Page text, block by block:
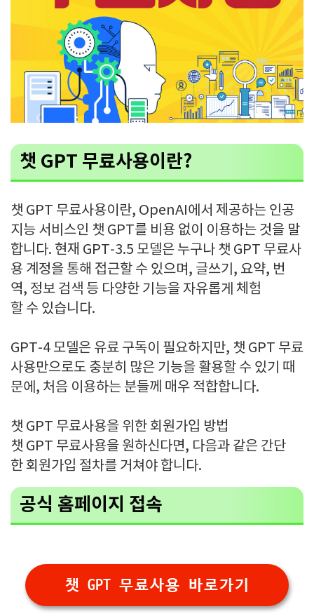
챗 GPT 무료사용이란?
챗 GPT 무료사용이란, OpenAI에서 제공하는 인공
지능 서비스인 챗 GPT를 비용 없이 이용하는 것을 말
합니다. 현재 GPT-3.5 모델은 누구나 챗 GPT 무료사
용 계정을 통해 접근할 수 있으며, 글쓰기, 요약, 번
역, 정보 검색 등 다양한 기능을 자유롭게 체험
할 수 있습니다.
GPT-4 모델은 유료 구독이 필요하지만, 챗 GPT 무료
사용만으로도 충분히 많은 기능을 활용할 수 있기 때
문에, 처음 이용하는 분들께 매우 적합합니다.
챗 GPT 무료사용을 위한 회원가입 방법
챗 GPT 무료사용을 원하신다면, 다음과 같은 간단
한 회원가입 절차를 거쳐야 합니다.
공식 홈페이지 접속
챗 GPT 무료사용 바로가기